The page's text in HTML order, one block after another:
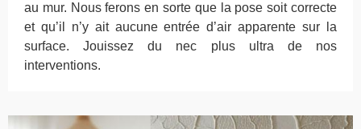
au mur. Nous ferons en sorte que la pose soit correcte
et qu’il n’y ait aucune entrée d’air apparente sur la
surface. Jouissez du nec plus ultra de nos
interventions.